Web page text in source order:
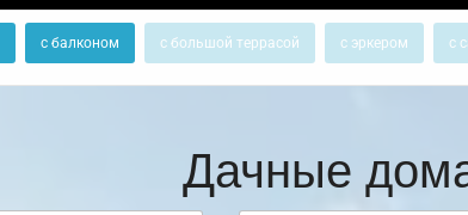
с балконом с большой террасой с эркером с
Дачные